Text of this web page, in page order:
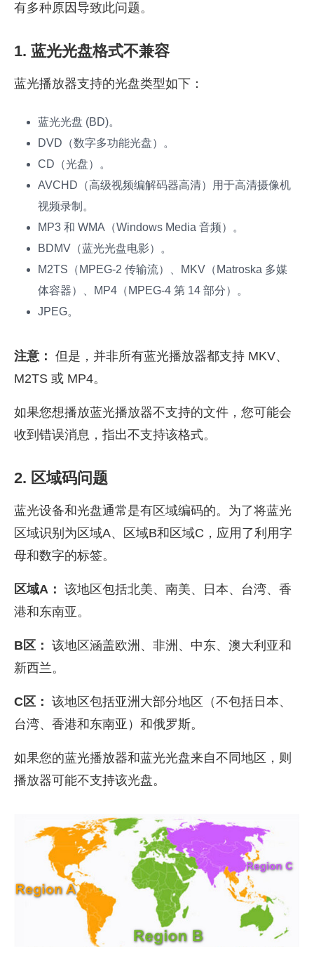
有多种原因导致此问题。
1. 蓝光光盘格式不兼容
蓝光播放器支持的光盘类型如下：
蓝光光盘 (BD)。
DVD（数字多功能光盘）。
CD（光盘）。
AVCHD（高级视频编解码器高清）用于高清摄像机
视频录制。
MP3 和 WMA（Windows Media 音频）。
BDMV（蓝光光盘电影）。
M2TS（MPEG-2 传输流）、MKV（Matroska 多媒
体容器）、MP4（MPEG-4 第 14 部分）。
JPEG。
注意： 但是，并非所有蓝光播放器都支持 MKV、
M2TS 或 MP4。
如果您想播放蓝光播放器不支持的文件，您可能会
收到错误消息，指出不支持该格式。
2. 区域码问题
蓝光设备和光盘通常是有区域编码的。为了将蓝光
区域识别为区域A、区域B和区域C，应用了利用字
母和数字的标签。
区域A： 该地区包括北美、南美、日本、台湾、香
港和东南亚。
B区： 该地区涵盖欧洲、非洲、中东、澳大利亚和
新西兰。
C区： 该地区包括亚洲大部分地区（不包括日本、
台湾、香港和东南亚）和俄罗斯。
如果您的蓝光播放器和蓝光光盘来自不同地区，则
播放器可能不支持该光盘。